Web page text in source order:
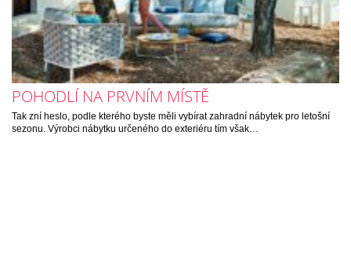
POHODLÍ NA PRVNÍM MÍSTĚ
Tak zní heslo, podle kterého byste měli vybírat zahradní nábytek pro letošní
sezonu. Výrobci nábytku určeného do exteriéru tím však…